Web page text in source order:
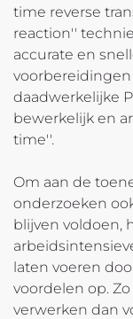
time reverse
reaction''
accurate en
daadwerkelijke
bewerkelijk en
time''.
Om aan de
onderzoeken
blijven voldoen,
laten voeren
voordelen op.
verwerken dan